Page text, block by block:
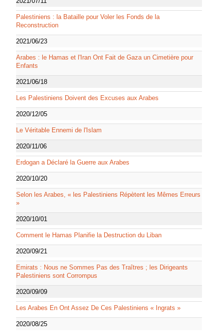
Palestiniens : la Bataille pour Voler les Fonds de la
Reconstruction
2021/06/23
Arabes : le Hamas et l'Iran Ont Fait de Gaza un Cimetière pour
Enfants
2021/06/18
Les Palestiniens Doivent des Excuses aux Arabes
2020/12/05
Le Véritable Ennemi de l'Islam
2020/11/06
Erdogan a Déclaré la Guerre aux Arabes
2020/10/20
Selon les Arabes, « les Palestiniens Répètent les Mêmes Erreurs
»
2020/10/01
Comment le Hamas Planifie la Destruction du Liban
2020/09/21
Emirats : Nous ne Sommes Pas des Traîtres ; les Dirigeants
Palestiniens sont Corrompus
2020/09/09
Les Arabes En Ont Assez De Ces Palestiniens « Ingrats »
2020/08/25